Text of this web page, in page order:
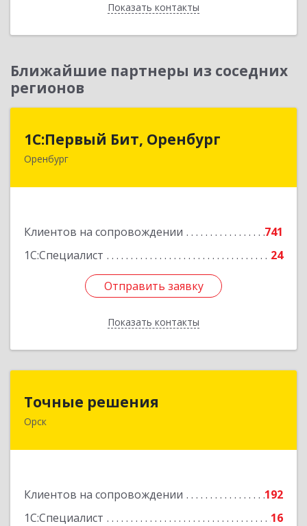
Показать контакты
Назад
Ближайшие партнеры из соседних
регионов
1С:Первый Бит, Оренбург
Оренбург
Клиентов на сопровождении
741
1С:Специалист
24
Отправить заявку
Показать контакты
1С:Первый Бит, Оренбург
460044, Оренбургская обл, Оренбург, Березка
Отправить заявку
Назад
Точные решения
Орск
Клиентов на сопровождении
192
1С:Специалист
16
Подробнее